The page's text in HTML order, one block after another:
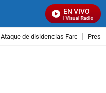
EN VIVO
Señal Visual Radio
Ataque de disidencias Farc